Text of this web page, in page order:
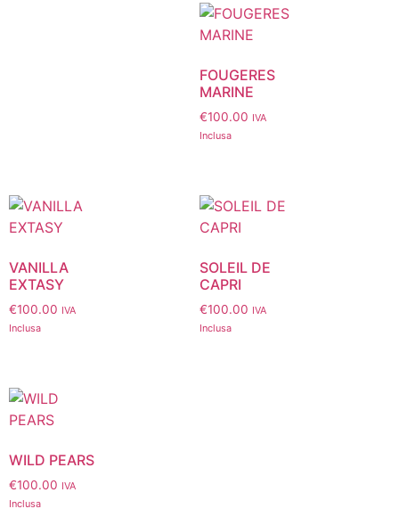
FOUGERES
MARINE
€100.00 IVA
Inclusa
VANILLA
EXTASY
€100.00 IVA
Inclusa
SOLEIL DE
CAPRI
€100.00 IVA
Inclusa
WILD PEARS
€100.00 IVA
Inclusa